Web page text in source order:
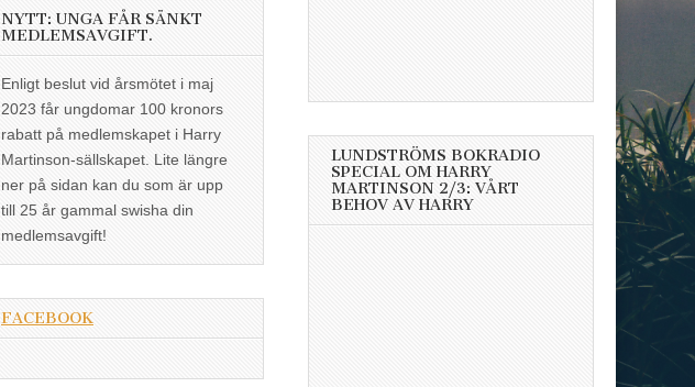
NYTT: UNGA FÅR SÄNKT
MEDLEMSAVGIFT.
Enligt beslut vid årsmötet i maj
2023 får ungdomar 100 kronors
rabatt på medlemskapet i Harry
Martinson-sällskapet. Lite längre
ner på sidan kan du som är upp
till 25 år gammal swisha din
medlemsavgift!
FACEBOOK
LUNDSTRÖMS BOKRADIO
SPECIAL OM HARRY
MARTINSON 2/3: VÅRT
BEHOV AV HARRY